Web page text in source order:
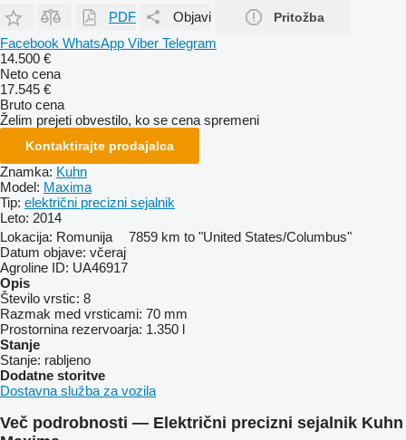
PDF
Objavi Pritožba
Facebook WhatsApp Viber Telegram
14.500 €
Neto cena
17.545 €
Bruto cena
Želim prejeti obvestilo, ko se cena spremeni
Kontaktirajte prodajalca
Znamka: Kuhn
Model: Maxima
Tip: električni precizni sejalnik
Leto: 2014
Lokacija: Romunija
7859 km to "United States/Columbus"
Datum objave: včeraj
Agroline ID: UA46917
Opis
Število vrstic: 8
Razmak med vrsticami: 70 mm
Prostornina rezervoarja: 1.350 l
Stanje
Stanje: rabljeno
Dodatne storitve
Dostavna služba za vozila
Več podrobnosti — Električni precizni sejalnik Kuhn